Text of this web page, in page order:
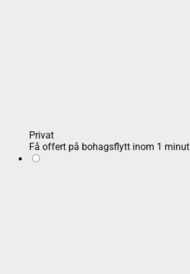
Privat
Få offert på bohagsflytt inom 1 minut